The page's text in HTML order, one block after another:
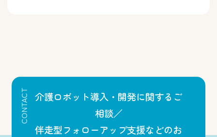
CONTACT 介護ロボット導入・開発に関するご
相談／
伴走型フォローアップ支援などのお